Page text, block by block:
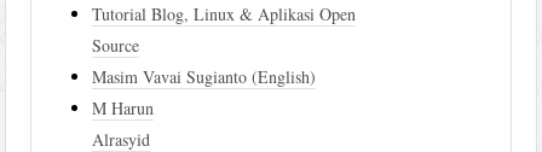
Tutorial Blog, Linux & Aplikasi Open
Source
Masim Vavai Sugianto (English)
M Harun
Alrasyid